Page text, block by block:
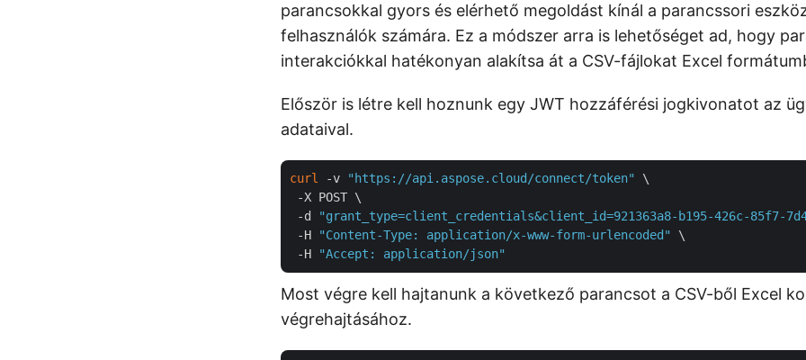
parancsokkal gyors és elérhető megoldást kínál a parancssori
felhasználók számára. Ez a módszer arra is lehetőséget ad, hogy
interakciókkal hatékonyan alakítsa át a CSV-fájlokat Excel
Először is létre kell hoznunk egy JWT hozzáférési jogkivonatot az
adataival.
curl -v "https://api.aspose.cloud/connect/token"
\
-X POST \
-d
"grant_type=client_credentials&client_id=921363a8-b195-426c-85f7-
-H
"Content-Type: application/x-www-form-urlencoded"
\
-H
"Accept: application/json"
Most végre kell hajtanunk a következő parancsot a CSV-ből Excel
végrehajtásához.